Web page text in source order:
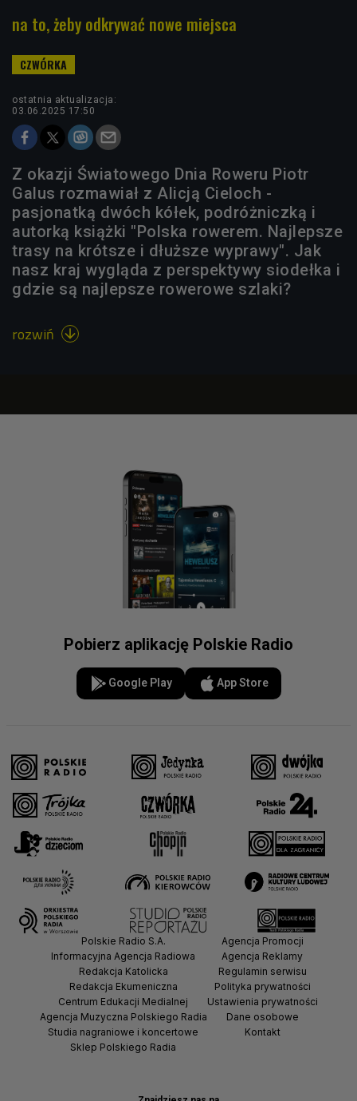
na to, żeby odkrywać nowe miejsca
ostatnia aktualizacja:
03.06.2025 17:50
Z okazji Światowego Dnia Roweru Piotr
Galus rozmawiał z Alicją Cieloch -
pasjonatką dwóch kółek, podróżniczką i
autorką książki "Polska rowerem. Najlepsze
trasy na krótsze i dłuższe wyprawy". Jak
nasz kraj wygląda z perspektywy siodełka i
gdzie są najlepsze rowerowe szlaki?
rozwiń 
Pobierz aplikację Polskie Radio
Google Play App Store
Polskie Radio S.A.
Informacyjna Agencja Radiowa
Redakcja Katolicka
Redakcja Ekumeniczna
Centrum Edukacji Medialnej
Agencja Muzyczna Polskiego Radia
Studia nagraniowe i koncertowe
Sklep Polskiego Radia
Agencja Promocji
Agencja Reklamy
Regulamin serwisu
Polityka prywatności
Ustawienia prywatności
Dane osobowe
Kontakt